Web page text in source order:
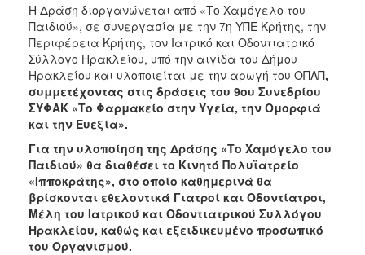
ΤΟΠΟΣ
ΔΗΜΟΣ
ΠΟΛΙΤΙΣΜΟΣ
Η Δράση διοργανώνεται από «Το Χαμόγελο του
Παιδιού», σε συνεργασία με την 7η ΥΠΕ Κρήτης, την
Περιφέρεια Κρήτης, τον Ιατρικό και Οδοντιατρικό
Σύλλογο Ηρακλείου, υπό την αιγίδα του Δήμου
Ηρακλείου και υλοποιείται με την αρωγή του ΟΠΑΠ,
συμμετέχοντας στις δράσεις του 9ου Συνεδρίου
ΣΥΦΑΚ «Το Φαρμακείο στην Υγεία, την Ομορφιά
και την Ευεξία».
Για την υλοποίηση της Δράσης «Το Χαμόγελο του
Παιδιού» θα διαθέσει το Κινητό Πολυϊατρείο
«Ιπποκράτης», στο οποίο καθημερινά θα
βρίσκονται εθελοντικά Γιατροί και Οδοντίατροι,
Μέλη του Ιατρικού και Οδοντιατρικού Συλλόγου
Ηρακλείου, καθώς και εξειδικευμένο προσωπικό
του Οργανισμού.